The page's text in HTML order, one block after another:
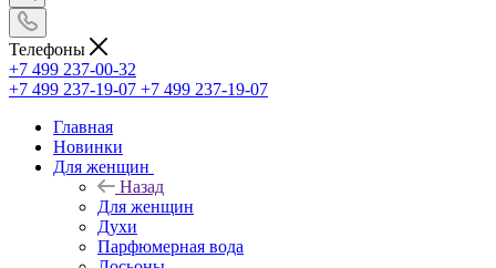
Телефоны
+7 499 237-00-32
+7 499 237-19-07 +7 499 237-19-07
Главная
Новинки
Для женщин
Назад
Для женщин
Духи
Парфюмерная вода